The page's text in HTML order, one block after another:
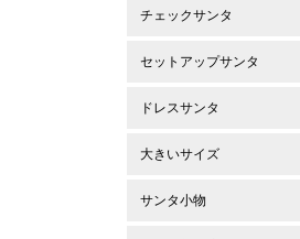
チェックサンタ
セットアップサンタ
ドレスサンタ
大きいサイズ
サンタ小物